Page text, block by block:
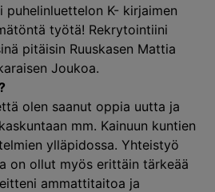
puhelinluettelon K- kirjaimen
työtä! Rekrytointiini
pitäisin Ruuskasen Mattia
Joukoa.
olen saanut oppia uutta ja
mm. Kainuun kuntien
ylläpidossa. Yhteistyö
on ollut myös erittäin tärkeää
ammattitaitoa ja